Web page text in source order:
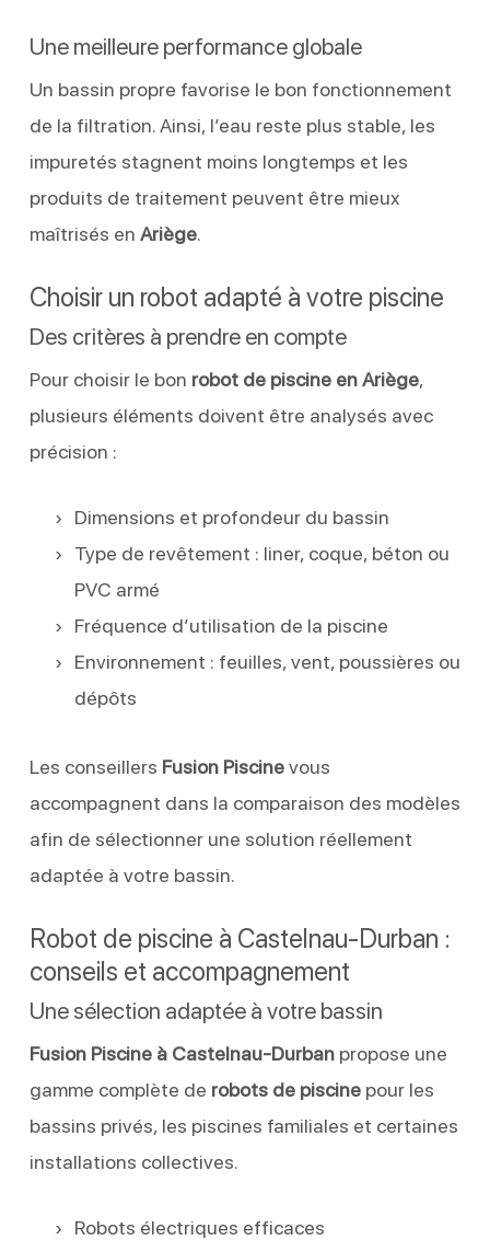
Une meilleure performance globale
Un bassin propre favorise le bon fonctionnement
de la filtration. Ainsi, l’eau reste plus stable, les
impuretés stagnent moins longtemps et les
produits de traitement peuvent être mieux
maîtrisés en Ariège.
Choisir un robot adapté à votre piscine
Des critères à prendre en compte
Pour choisir le bon robot de piscine en Ariège,
plusieurs éléments doivent être analysés avec
précision :
Dimensions et profondeur du bassin
Type de revêtement : liner, coque, béton ou
PVC armé
Fréquence d’utilisation de la piscine
Environnement : feuilles, vent, poussières ou
dépôts
Les conseillers Fusion Piscinevous
accompagnent dans la comparaison des modèles
afin de sélectionner une solution réellement
adaptée à votre bassin.
Robot de piscine à Castelnau-Durban :
conseils et accompagnement
Une sélection adaptée à votre bassin
Fusion Piscine à Castelnau-Durbanpropose une
gamme complète de robots de piscinepour les
bassins privés, les piscines familiales et certaines
installations collectives.
Robots électriques efficaces